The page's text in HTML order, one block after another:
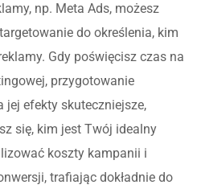
np. Meta Ads, możesz
do określenia, kim
Gdy poświęcisz czas na
przygotowanie
jej efekty skuteczniejsze,
się, kim jest Twój idealny
koszty kampanii i
trafiając dokładnie do